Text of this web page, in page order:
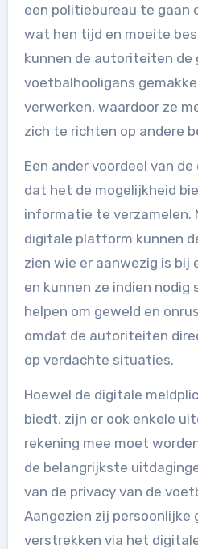
een politiebureau te gaan
wat hen tijd en moeite
kunnen de autoriteiten de
voetbalhooligans
verwerken, waardoor ze
zich te richten op andere
Een ander voordeel van
dat het de mogelijkheid
informatie te verzamelen.
digitale platform kunnen
zien wie er aanwezig is
en kunnen ze indien nodig
helpen om geweld en
omdat de autoriteiten
op verdachte situaties.
Hoewel de digitale
biedt, zijn er ook enkele
rekening mee moet
de belangrijkste
van de privacy van de
Aangezien zij persoonlijke
verstrekken via het